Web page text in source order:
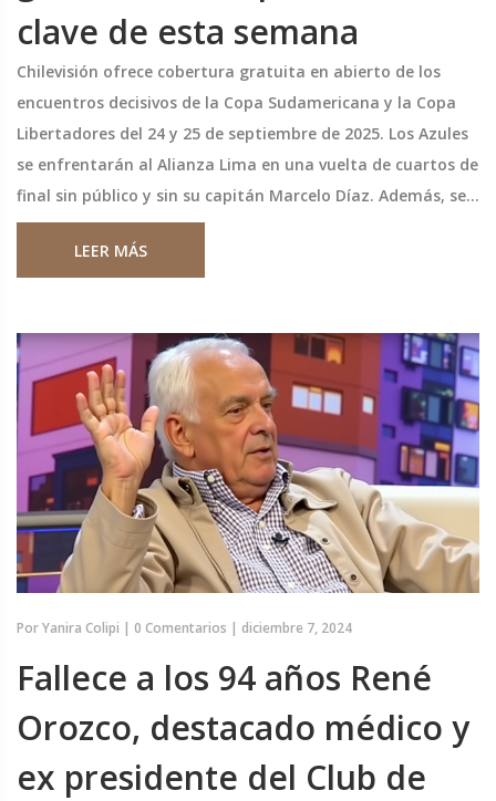
clave de esta semana
Chilevisión ofrece cobertura gratuita en abierto de los
encuentros decisivos de la Copa Sudamericana y la Copa
Libertadores del 24 y 25 de septiembre de 2025. Los Azules
se enfrentarán al Alianza Lima en una vuelta de cuartos de
final sin público y sin su capitán Marcelo Díaz. Además, se
difundirán duelos de Palmeiras, River Plate, São Paulo y
Flamengo. La transmisión facilitará a los fanáticos
LEER MÁS
PorYanira Colipi | 0 Comentarios | diciembre 7, 2024
Fallece a los 94 años René
Orozco, destacado médico y
ex presidente del Club de